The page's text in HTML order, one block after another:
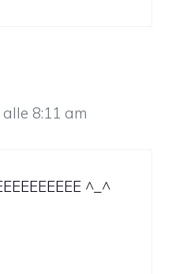
8:11 am
^_^